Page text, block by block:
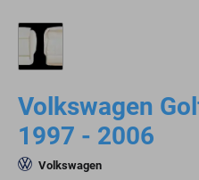
Volkswagen
1997 - 2006
Volkswagen